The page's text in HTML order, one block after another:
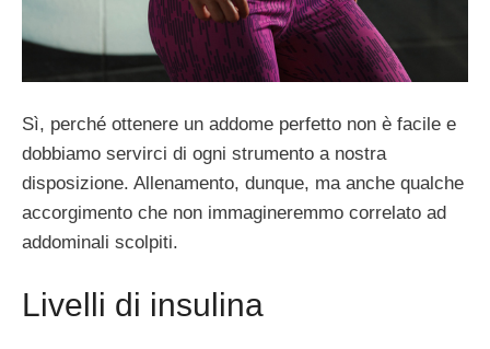
Sì, perché ottenere un addome perfetto non è facile e
dobbiamo servirci di ogni strumento a nostra
disposizione. Allenamento, dunque, ma anche qualche
accorgimento che non immagineremmo correlato ad
addominali scolpiti.
Livelli di insulina